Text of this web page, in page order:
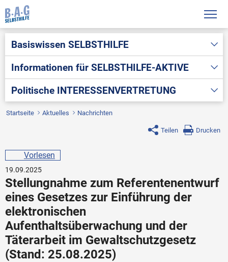
Basiswissen SELBSTHILFE
Informationen für SELBSTHILFE-AKTIVE
Politische INTERESSENVERTRETUNG
Startseite Aktuelles Nachrichten
Teilen Drucken
Vorlesen
19.09.2025
Stellungnahme zum Referentenentwurf
eines Gesetzes zur Einführung der
elektronischen
Aufenthaltsüberwachung und der
Täterarbeit im Gewaltschutzgesetz
(Stand: 25.08.2025)